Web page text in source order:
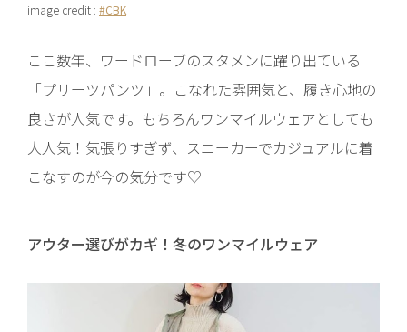
image credit : #CBK
ここ数年、ワードローブのスタメンに躍り出ている
「プリーツパンツ」。こなれた雰囲気と、履き心地の
良さが人気です。もちろんワンマイルウェアとしても
大人気！気張りすぎず、スニーカーでカジュアルに着
こなすのが今の気分です♡
アウター選びがカギ！冬のワンマイルウェア